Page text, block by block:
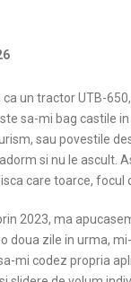
un tractor UTB-
sa-mi bag castile
sau povestile
si nu le ascult.
care toarce, focul
2023, ma
doua zile in urma,
mi codez propria